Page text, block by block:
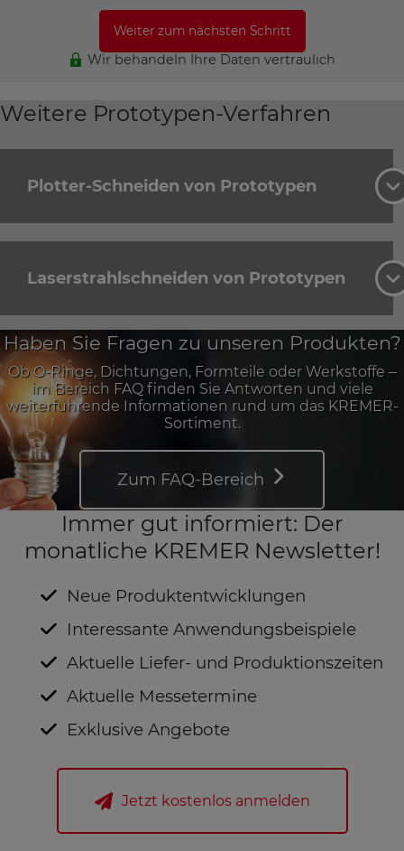
Wir behandeln Ihre Daten vertraulich
Weitere Prototypen-Verfahren
Plotter-Schneiden von Prototypen
Laserstrahlschneiden von Prototypen
Haben Sie Fragen zu unseren Produkten?
Ob O-Ringe, Dichtungen, Formteile oder Werkstoffe –
im Bereich FAQ finden Sie Antworten und viele
weiterführende Informationen rund um das KREMER-
Sortiment.
Zum FAQ-Bereich
Immer gut informiert: Der
monatliche KREMER Newsletter!
Neue Produktentwicklungen
Interessante Anwendungsbeispiele
Aktuelle Liefer- und Produktionszeiten
Aktuelle Messetermine
Exklusive Angebote
Jetzt kostenlos anmelden